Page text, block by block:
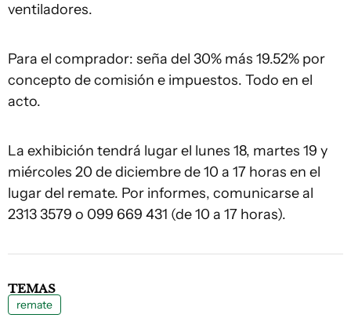
ventiladores.
Para el comprador: seña del 30% más 19.52% por
concepto de comisión e impuestos. Todo en el
acto.
La exhibición tendrá lugar el lunes 18, martes 19 y
miércoles 20 de diciembre de 10 a 17 horas en el
lugar del remate. Por informes, comunicarse al
2313 3579 o 099 669 431 (de 10 a 17 horas).
TEMAS
remate